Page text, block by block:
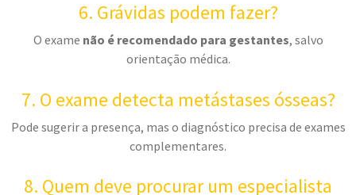
6. Grávidas podem fazer?
O exame não é recomendado para gestantes, salvo
orientação médica.
7. O exame detecta metástases ósseas?
Pode sugerir a presença, mas o diagnóstico precisa de exames
complementares.
8. Quem deve procurar um especialista